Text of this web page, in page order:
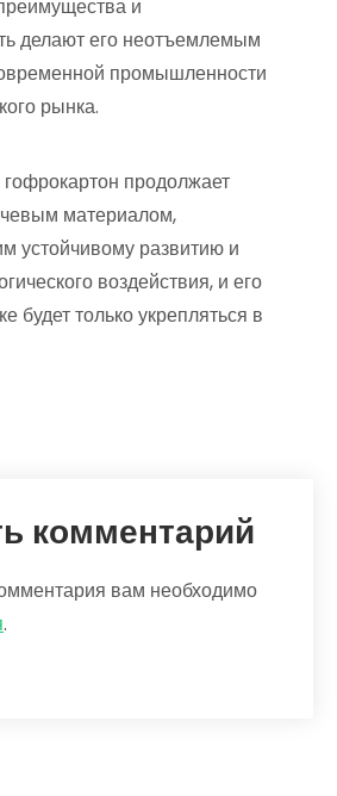
и
делают его неотъемлемым
промышленности
рынка.
продолжает
материалом,
устойчивому развитию и
воздействия, и его
будет только укрепляться в
комментарий
вам необходимо
.